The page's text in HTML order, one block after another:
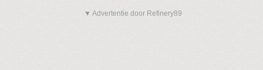
▼ Advertentie door Refinery89